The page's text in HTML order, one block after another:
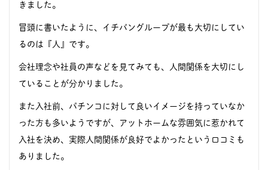
きました。
冒頭に書いたように、イチバングループが最も大切にしてい
るのは『人』です。
会社理念や社員の声などを見てみても、人間関係を大切にし
ていることが分かりました。
また入社前、パチンコに対して良いイメージを持っていなか
った方も多いようですが、アットホームな雰囲気に惹かれて
入社を決め、実際人間関係が良好でよかったという口コミも
ありました。